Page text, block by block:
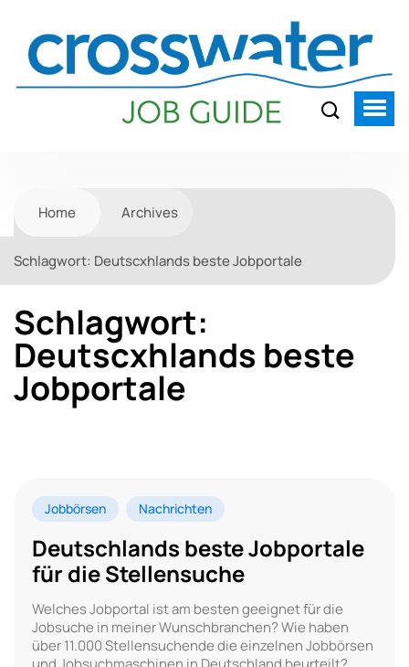
Home Archives
Schlagwort: Deutscxhlands beste Jobportale
Schlagwort:
Deutscxhlands beste
Jobportale
Jobbörsen Nachrichten
Deutschlands beste Jobportale
für die Stellensuche
Welches Jobportal ist am besten geeignet für die
Jobsuche in meiner Wunschbranchen? Wie haben
über 11.000 Stellensuchende die einzelnen Jobbörsen